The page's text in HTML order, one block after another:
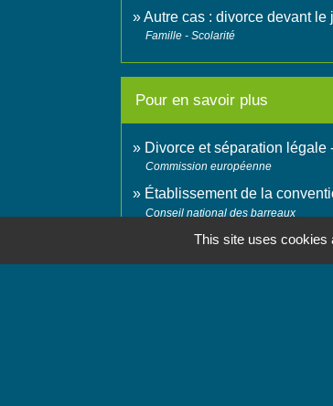
Autre cas : divorce devant le
Famille - Scolarité
Pour en savoir plus
Divorce et séparation
Commission européenne
Établissement de la
Conseil national des barreaux
This site uses cookies